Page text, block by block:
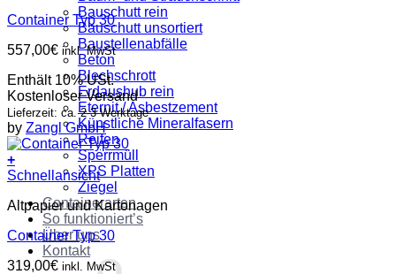
Bauschutt rein
Bauschutt unsortiert
Baustellenabfälle
Beton
Blechschrott
Erdaushub rein
Eternit / Asbestzement
Künstliche Mineralfasern
Reifen
Sperrmüll
XPS Platten
Ziegel
Containerarten
So funktioniert’s
Über uns
Kontakt
Container Typ 30
557,00€ inkl. MwSt
Enthält 10% USt.
Kostenloser Versand
Lieferzeit: ca. 2-3 Werktage
by Zangl GmbH
+
Schnellansicht
Altpapier und Kartonagen
Container Typ 30
319,00€ inkl. MwSt